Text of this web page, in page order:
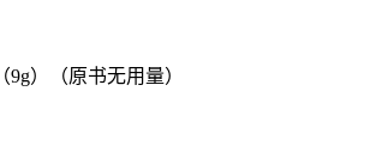
（9g）（原书无用量）